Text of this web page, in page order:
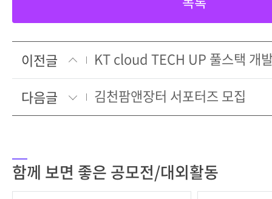
이전글
KT cloud TECH UP 풀스택 개
다음글
김천팜앤장터 서포터즈 모집
함께 보면 좋은 공모전/대외활동